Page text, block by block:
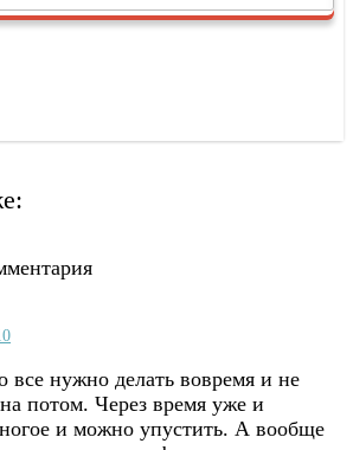
все нужно делать вовремя и не
потом. Через время уже и
и можно упустить. А вообще